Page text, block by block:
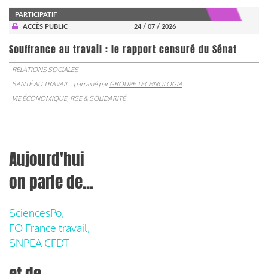
PARTICIPATIF
ACCÈS PUBLIC
24 / 07 / 2026
Souffrance au travail : le rapport censuré du Sénat
RELATIONS SOCIALES
SANTÉ AU TRAVAIL
parrainé parGROUPE TECHNOLOGIA
VIE ÉCONOMIQUE, RSE & SOLIDARITÉ
Aujourd'hui
on parle de...
SciencesPo,
FO France travail,
SNPEA CFDT